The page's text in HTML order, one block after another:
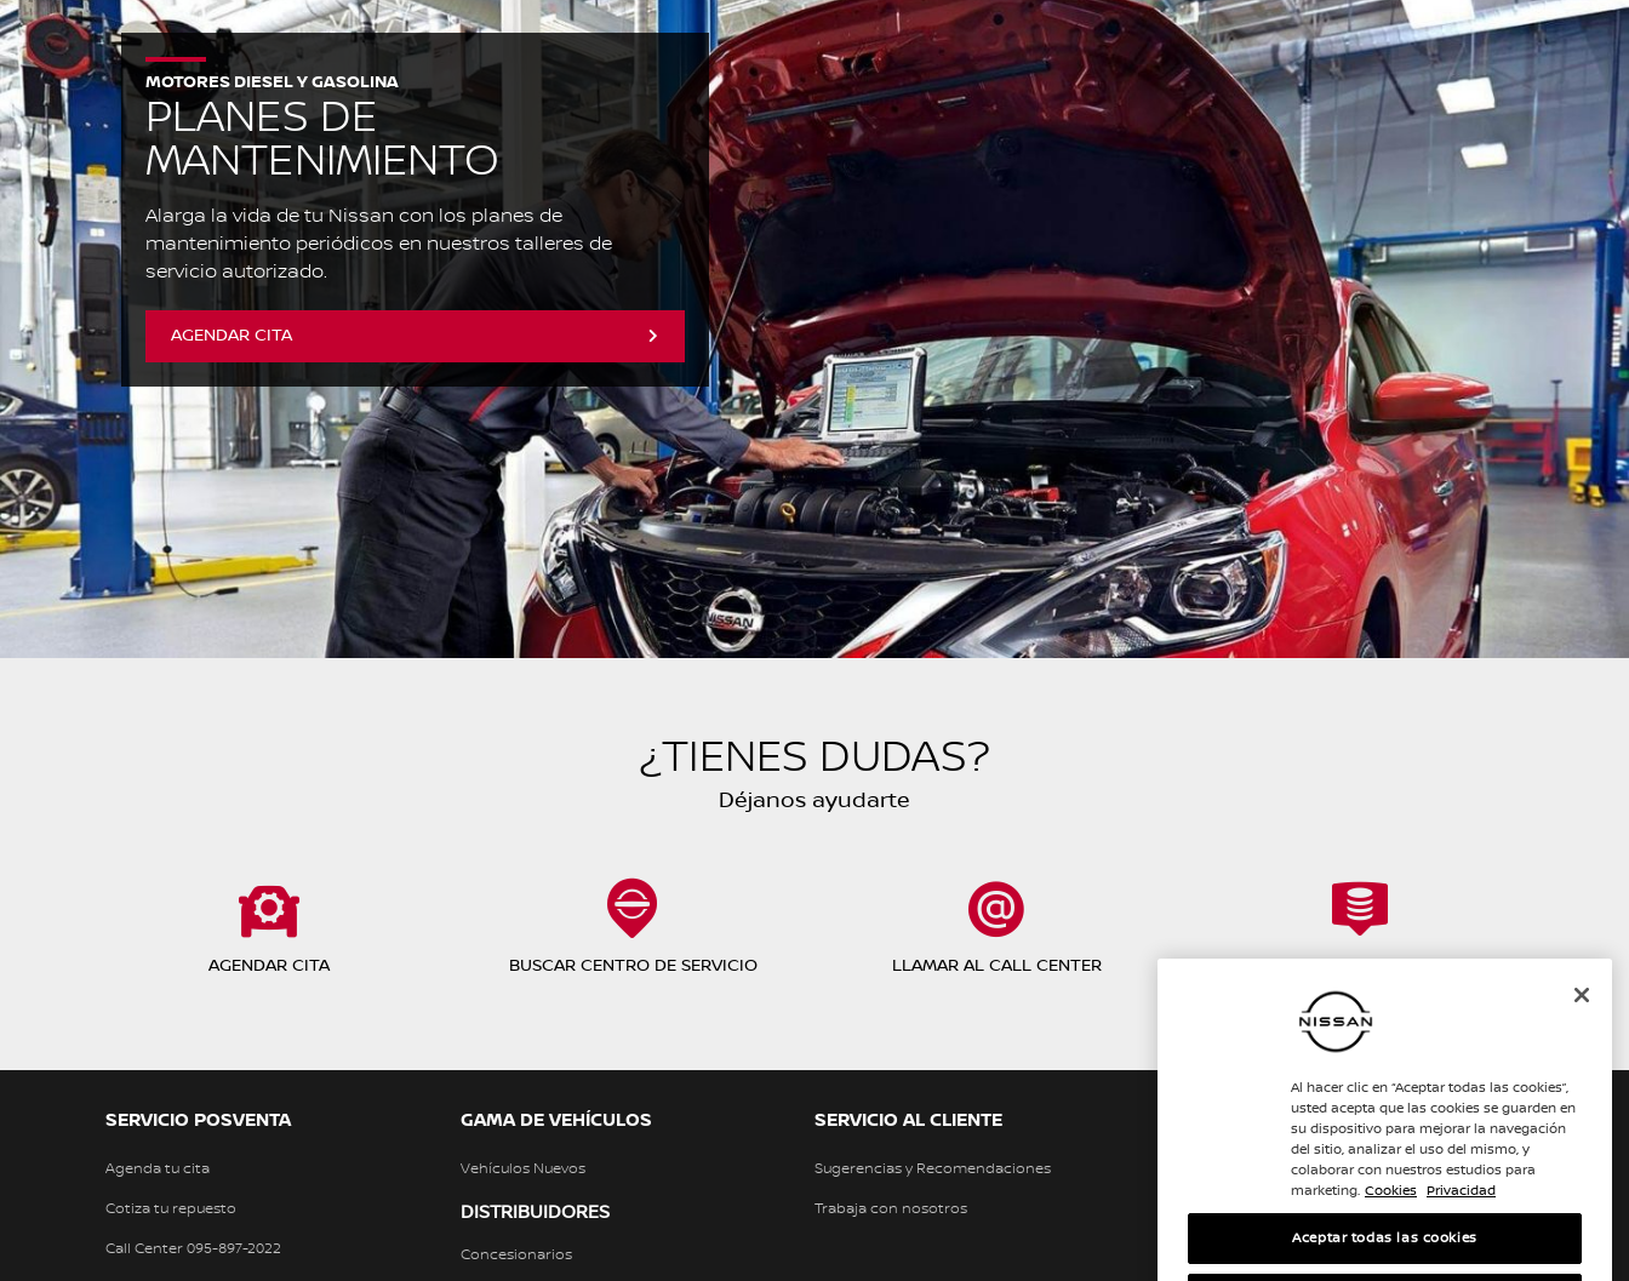
PLANES DE
MANTENIMIENTO
MOTORES DIESEL Y GASOLINA
Alarga la vida de tu Nissan con los planes de
mantenimiento periódicos en nuestros talleres de
servicio autorizado.
AGENDAR CITA
¿TIENES DUDAS?
Déjanos ayudarte
AGENDAR CITA BUSCAR CENTRO DE SERVICIO LLAMAR AL CALL CENTER
SERVICIO POSVENTA
Agenda tu cita
Cotiza tu repuesto
Call Center 095-897-2022
GAMA DE VEHÍCULOS
Vehículos Nuevos
DISTRIBUIDORES
Concesionarios
SERVICIO AL CLIENTE
Sugerencias y Recomendaciones
Trabaja con nosotros
NISSAN SOCIAL
youtubeinstagram
tiktok
Al hacer clic en “Aceptar todas las cookies”,
usted acepta que las cookies se guarden en
su dispositivo para mejorar la navegación
del sitio, analizar el uso del mismo, y
colaborar con nuestros estudios para
marketing. Cookies Privacidad
Aceptar todas las cookies